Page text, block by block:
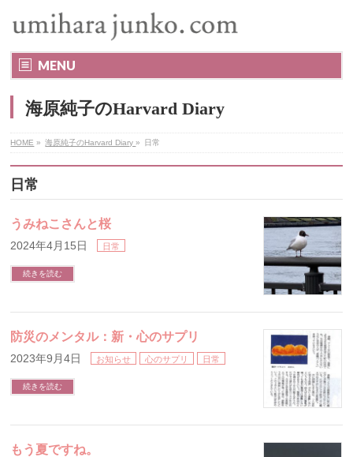
MENU
海原純子のHarvard Diary
HOME » 海原純子のHarvard Diary» 日常
日常
うみねこさんと桜
2024年4月15日 日常
続きを読む
防災のメンタル：新・心のサプリ
2023年9月4日 お知らせ 心のサプリ 日常
続きを読む
もう夏ですね。